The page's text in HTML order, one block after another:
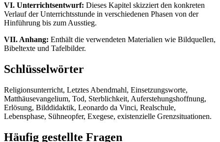
VI. Unterrichtsentwurf: Dieses Kapitel skizziert den konkreten
Verlauf der Unterrichtsstunde in verschiedenen Phasen von der
Hinführung bis zum Ausstieg.
VII. Anhang: Enthält die verwendeten Materialien wie Bildquellen,
Bibeltexte und Tafelbilder.
Schlüsselwörter
Religionsunterricht, Letztes Abendmahl, Einsetzungsworte,
Matthäusevangelium, Tod, Sterblichkeit, Auferstehungshoffnung,
Erlösung, Bilddidaktik, Leonardo da Vinci, Realschule,
Lebensphase, Sühneopfer, Exegese, existenzielle Grenzsituationen.
Häufig gestellte Fragen